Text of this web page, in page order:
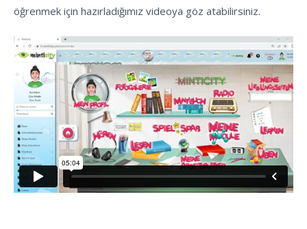
öğrenmek için hazırladığımız videoya göz atabilirsiniz.